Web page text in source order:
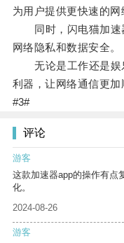
为用户提供更快速的网
同时，闪电猫加速
网络隐私和数据安全。
无论是工作还是娱
利器，让网络通信更加
#3#
评论
游客
这款加速器app的操作有点
化。
2024-08-26
游客